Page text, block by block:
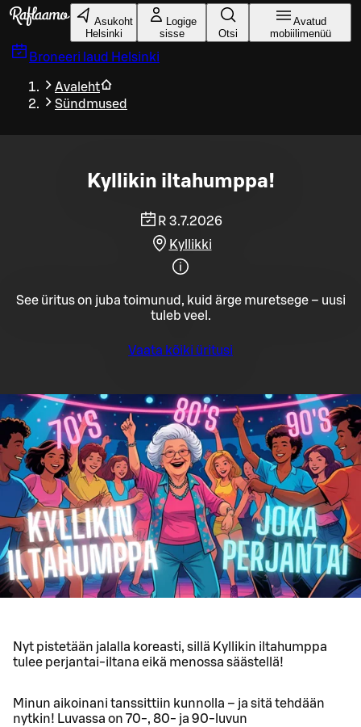
Liigu peamise sisu juurde
Asukoht
Helsinki
Logige
sisse
Otsi
Avatud
mobiilimenüü
Broneeri laud Helsinki
Avaleht
Sündmused
Kyllikin iltahumppa!
R 3.7.2026
Kyllikki
See üritus on juba toimunud, kuid ärge muretsege – uusi
tuleb veel.
Vaata kõiki üritusi
Nyt pistetään jalalla koreasti, sillä Kyllikin iltahumppa
tulee perjantai-iltana eikä menossa säästellä!
Minun aikoinani tanssittiin kunnolla – ja sitä tehdään
nytkin! Luvassa on 70-, 80- ja 90-luvun